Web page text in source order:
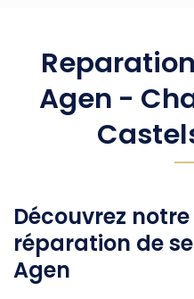
Agen -
Découvrez
réparation de
Agen